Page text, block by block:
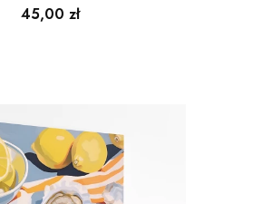
na błękitnej
Cena
45,00 zł